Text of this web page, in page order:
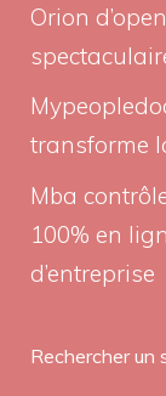
Orion
transforme
Mba
100% en
d’entreprise
Rechercher un